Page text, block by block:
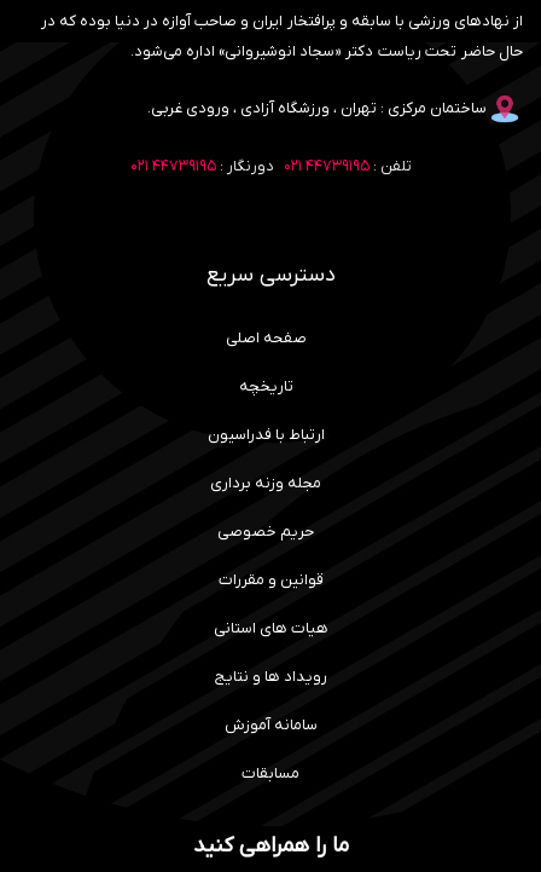
از نهادهای ورزشی با سابقه و پرافتخار ایران و صاحب آوازه در دنیا بوده که در
حال حاضر تحت ریاست دکتر «سجاد انوشیروانی» اداره می‌شود.
ساختمان مرکزی : تهران ، ورزشگاه آزادی ، ورودی غربی.
تلفن :۴۴۷۳۹۱۹۵ ۰۲۱ دورنگار :۴۴۷۳۹۱۹۵ ۰۲۱
دسترسی سریع
صفحه اصلی
تاریخچه
ارتباط با فدراسیون
مجله وزنه برداری
حریم خصوصی
قوانین و مقررات
هیات های استانی
رویداد ها و نتایج
سامانه آموزش
مسابقات
ما را همراهی کنید